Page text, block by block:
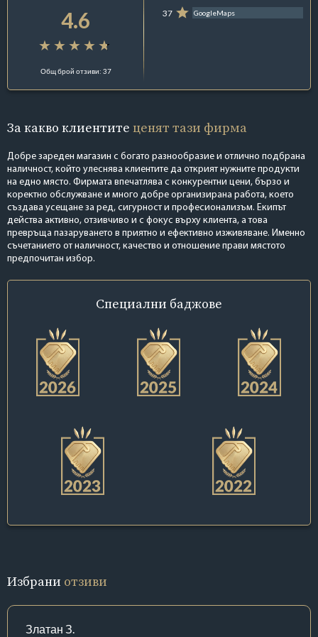
4.6
Общ брой отзиви: 37
37 GoogleMaps
За какво клиентите ценят тази фирма
Добре зареден магазин с богато разнообразие и отлично подбрана
наличност, който улеснява клиентите да открият нужните продукти
на едно място. Фирмата впечатлява с конкурентни цени, бързо и
коректно обслужване и много добре организирана работа, което
създава усещане за ред, сигурност и професионализъм. Екипът
действа активно, отзивчиво и с фокус върху клиента, а това
превръща пазаруването в приятно и ефективно изживяване. Именно
съчетанието от наличност, качество и отношение прави мястото
предпочитан избор.
Специални баджове
Избрани отзиви
Златан З.